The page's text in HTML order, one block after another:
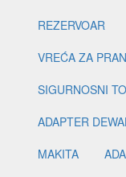
REZERVOAR
VREĆA ZA
SIGURNOSNI
ADAPTER
MAKITA